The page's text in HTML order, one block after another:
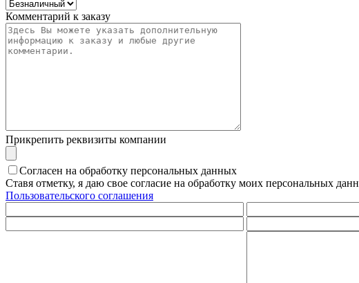
Комментарий к заказу
Прикрепить реквизиты компании
Согласен на обработку персональных данных
Ставя отметку, я даю свое согласие на обработку моих персональных
Пользовательского соглашения